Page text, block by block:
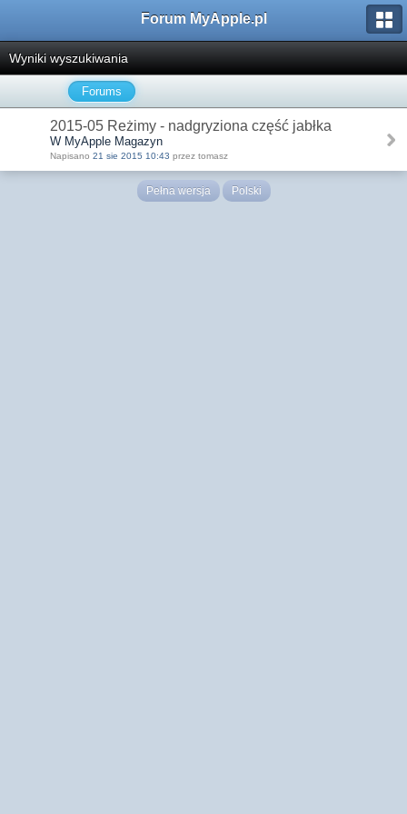
Forum MyApple.pl
Wyniki wyszukiwania
Forums
2015-05 Reżimy - nadgryziona część jabłka
W MyApple Magazyn
Napisano 21 sie 2015 10:43 przez tomasz
Pełna wersja Polski